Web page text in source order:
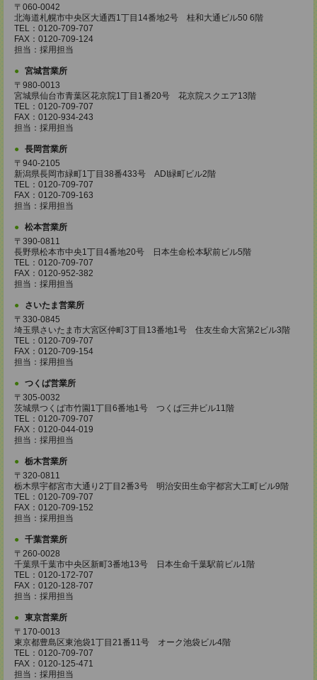
〒060-0042
北海道札幌市中央区大通西1丁目14番地2号 桂和大通ビル50 6階
TEL：0120-709-707
FAX：0120-709-124
担当：採用担当
宮城営業所
〒980-0013
宮城県仙台市青葉区花京院1丁目1番20号 花京院スクエア13階
TEL：0120-709-707
FAX：0120-934-243
担当：採用担当
長岡営業所
〒940-2105
新潟県長岡市緑町1丁目38番433号 ADI緑町ビル2階
TEL：0120-709-707
FAX：0120-709-163
担当：採用担当
松本営業所
〒390-0811
長野県松本市中央1丁目4番地20号 日本生命松本駅前ビル5階
TEL：0120-709-707
FAX：0120-952-382
担当：採用担当
さいたま営業所
〒330-0845
埼玉県さいたま市大宮区仲町3丁目13番地1号 住友生命大宮第2ビル3階
TEL：0120-709-707
FAX：0120-709-154
担当：採用担当
つくば営業所
〒305-0032
茨城県つくば市竹園1丁目6番地1号 つくば三井ビル11階
TEL：0120-709-707
FAX：0120-044-019
担当：採用担当
栃木営業所
〒320-0811
栃木県宇都宮市大通り2丁目2番3号 明治安田生命宇都宮大工町ビル9階
TEL：0120-709-707
FAX：0120-709-152
担当：採用担当
千葉営業所
〒260-0028
千葉県千葉市中央区新町3番地13号 日本生命千葉駅前ビル1階
TEL：0120-172-707
FAX：0120-128-707
担当：採用担当
東京営業所
〒170-0013
東京都豊島区東池袋1丁目21番11号 オーク池袋ビル4階
TEL：0120-709-707
FAX：0120-125-471
担当：採用担当